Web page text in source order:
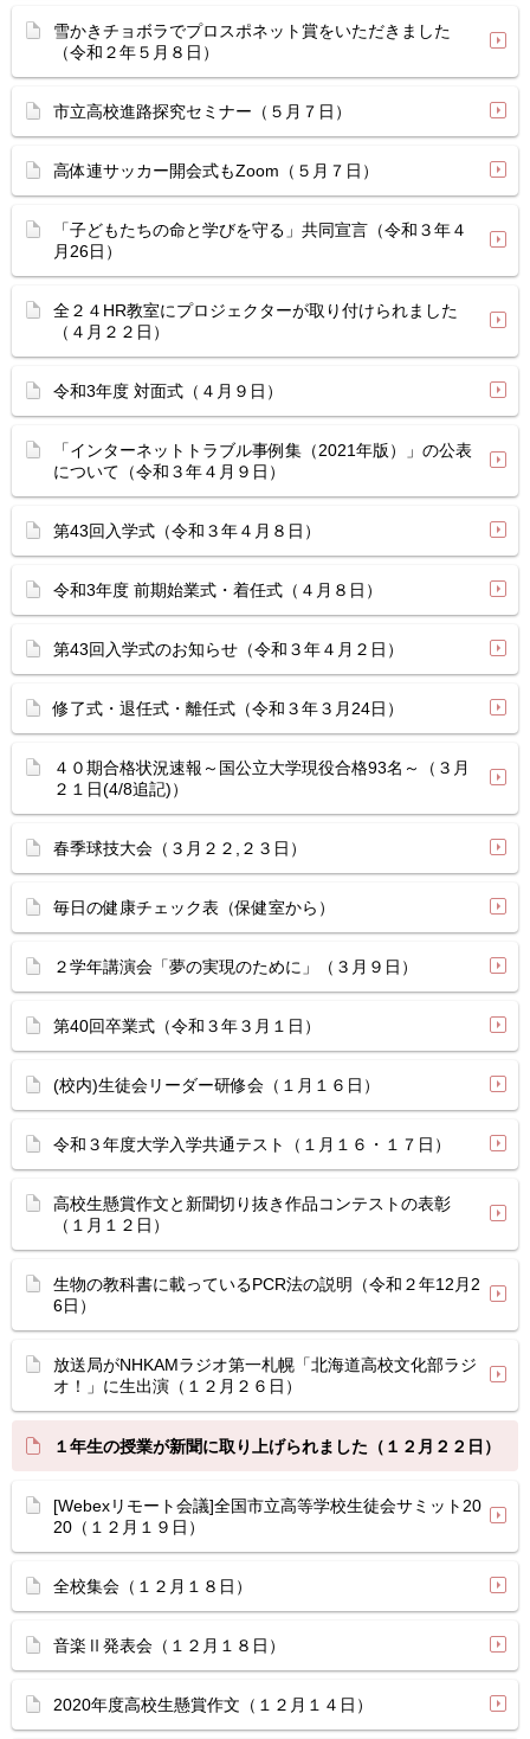
雪かきチョボラでプロスポネット賞をいただきました
（令和２年５月８日）
市立高校進路探究セミナー（５月７日）
高体連サッカー開会式もZoom（５月７日）
「子どもたちの命と学びを守る」共同宣言（令和３年４
月26日）
全２４HR教室にプロジェクターが取り付けられました
（４月２２日）
令和3年度 対面式（４月９日）
「インターネットトラブル事例集（2021年版）」の公表
について（令和３年４月９日）
第43回入学式（令和３年４月８日）
令和3年度 前期始業式・着任式（４月８日）
第43回入学式のお知らせ（令和３年４月２日）
修了式・退任式・離任式（令和３年３月24日）
４０期合格状況速報～国公立大学現役合格93名～（３月
２１日(4/8追記)）
春季球技大会（３月２２,２３日）
毎日の健康チェック表（保健室から）
２学年講演会「夢の実現のために」（３月９日）
第40回卒業式（令和３年３月１日）
(校内)生徒会リーダー研修会（１月１６日）
令和３年度大学入学共通テスト（１月１６・１７日）
高校生懸賞作文と新聞切り抜き作品コンテストの表彰
（１月１２日）
生物の教科書に載っているPCR法の説明（令和２年12月2
6日）
放送局がNHKAMラジオ第一札幌「北海道高校文化部ラジ
オ！」に生出演（１２月２６日）
１年生の授業が新聞に取り上げられました（１２月２２日）
[Webexリモート会議]全国市立高等学校生徒会サミット20
20（１２月１９日）
全校集会（１２月１８日）
音楽Ⅱ発表会（１２月１８日）
2020年度高校生懸賞作文（１２月１４日）